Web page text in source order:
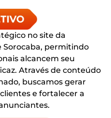
no site da
Sorocaba, permitindo
alcancem seu
Através de conteúdo
buscamos gerar
e fortalecer a